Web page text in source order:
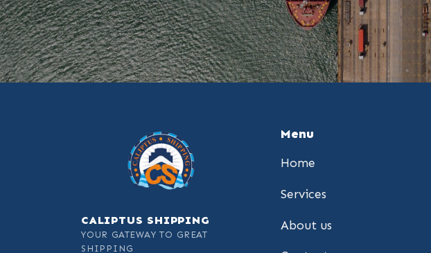
CALIPTUS SHIPPING
YOUR GATEWAY TO GREAT
SHIPPING
Menu
Home
Services
About us